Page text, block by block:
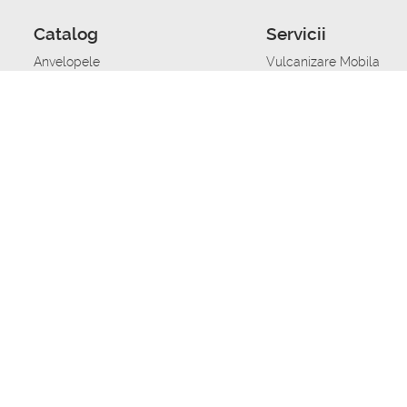
Catalog
Anvelopele
Servicii
Vulcanizare Mobila